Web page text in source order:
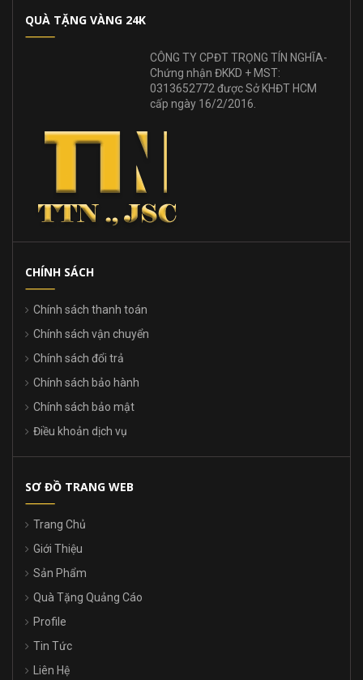
QUÀ TẶNG VÀNG 24K
CÔNG TY CPĐT TRỌNG TÍN NGHĨA-
Chứng nhận ĐKKD + MST:
0313652772 được Sở KHĐT HCM
cấp ngày 16/2/2016.
CHÍNH SÁCH
Chính sách thanh toán
Chính sách vận chuyển
Chính sách đổi trả
Chính sách bảo hành
Chính sách bảo mật
Điều khoản dịch vụ
SƠ ĐỒ TRANG WEB
Trang Chủ
Giới Thiệu
Sản Phẩm
Quà Tặng Quảng Cáo
Profile
Tin Tức
Liên Hệ